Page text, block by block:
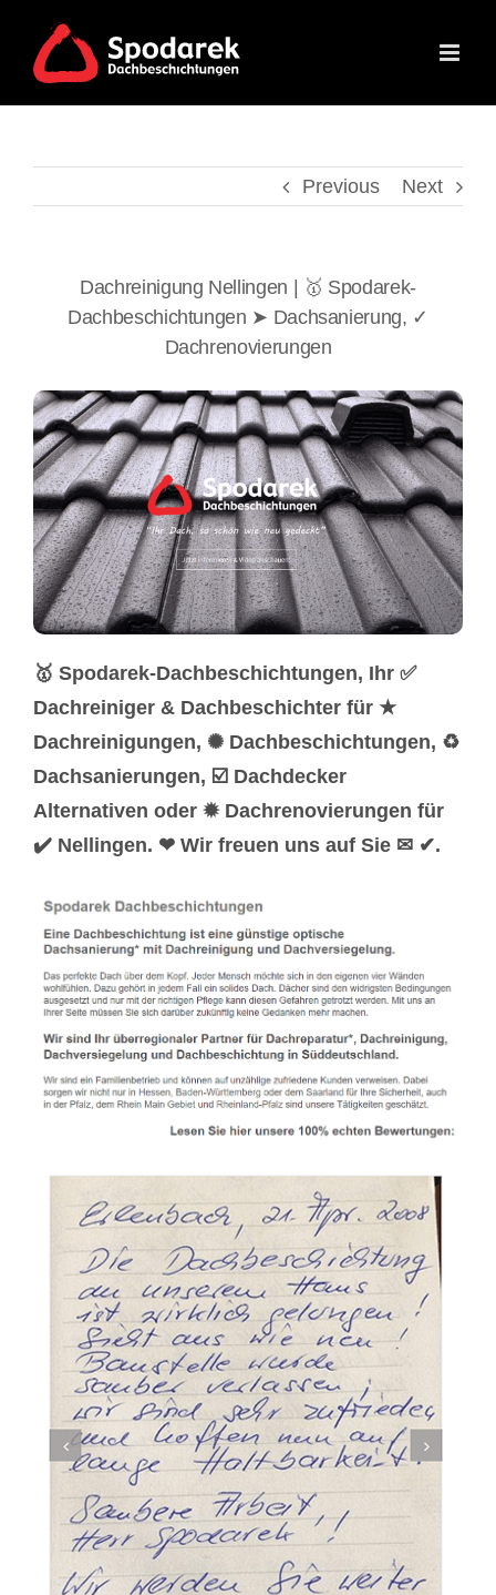
content
Previous Next
Dachreinigung Nellingen | 🥇 Spodarek-
Dachbeschichtungen ➤ Dachsanierung, ✓
Dachrenovierungen
🥇 Spodarek-Dachbeschichtungen, Ihr ✅
Dachreiniger & Dachbeschichter für ★
Dachreinigungen, ✺ Dachbeschichtungen, ♻
Dachsanierungen, ☑️ Dachdecker
Alternativen oder ✹ Dachrenovierungen für
✔️ Nellingen. ❤ Wir freuen uns auf Sie ✉ ✔.